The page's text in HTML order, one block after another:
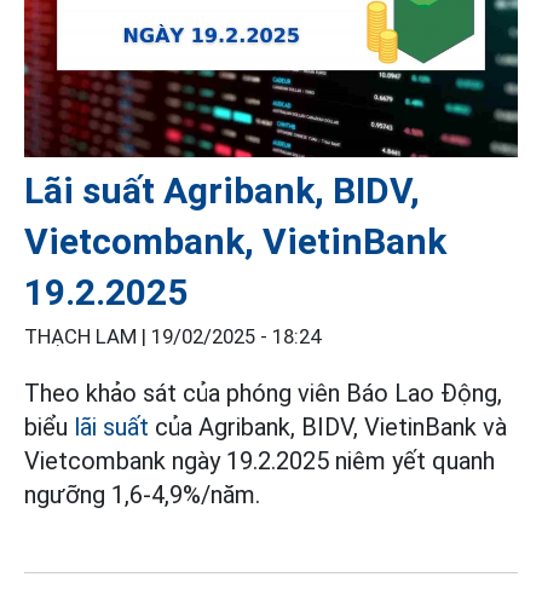
Lãi suất Agribank, BIDV,
Vietcombank, VietinBank
19.2.2025
THẠCH LAM | 19/02/2025 - 18:24
Theo khảo sát của phóng viên Báo Lao Động,
biểu lãi suất của Agribank, BIDV, VietinBank và
Vietcombank ngày 19.2.2025 niêm yết quanh
ngưỡng 1,6-4,9%/năm.